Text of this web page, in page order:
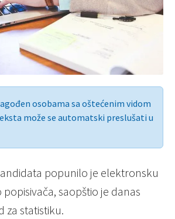
osobama sa oštećenim vidom
može se automatski preslušati u
popunilo je elektronsku
saopštio je danas
za statistiku.